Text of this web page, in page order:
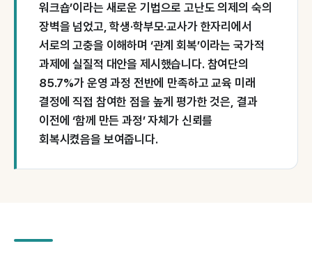
워크숍’이라는 새로운 기법으로 고난도 의제의 숙의
장벽을 넘었고, 학생·학부모·교사가 한자리에서
서로의 고충을 이해하며 ‘관계 회복’이라는 국가적
과제에 실질적 대안을 제시했습니다. 참여단의
85.7%가 운영 과정 전반에 만족하고 교육 미래
결정에 직접 참여한 점을 높게 평가한 것은, 결과
이전에 ‘함께 만든 과정’ 자체가 신뢰를
회복시켰음을 보여줍니다.